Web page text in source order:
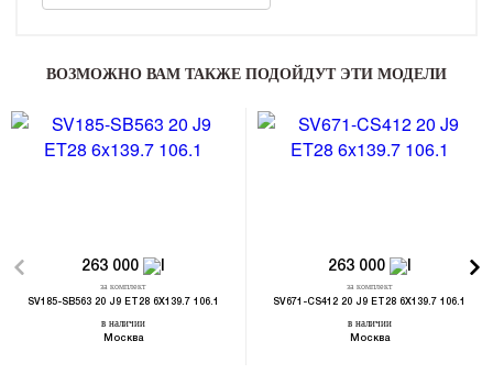
ВОЗМОЖНО ВАМ ТАКЖЕ ПОДОЙДУТ ЭТИ МОДЕЛИ
263 000
за комплект
SV185-SB563 20 J9 ET28 6X139.7 106.1
в наличии
Москва
263 000
за комплект
SV671-CS412 20 J9 ET28 6X139.7 106.1
в наличии
Москва